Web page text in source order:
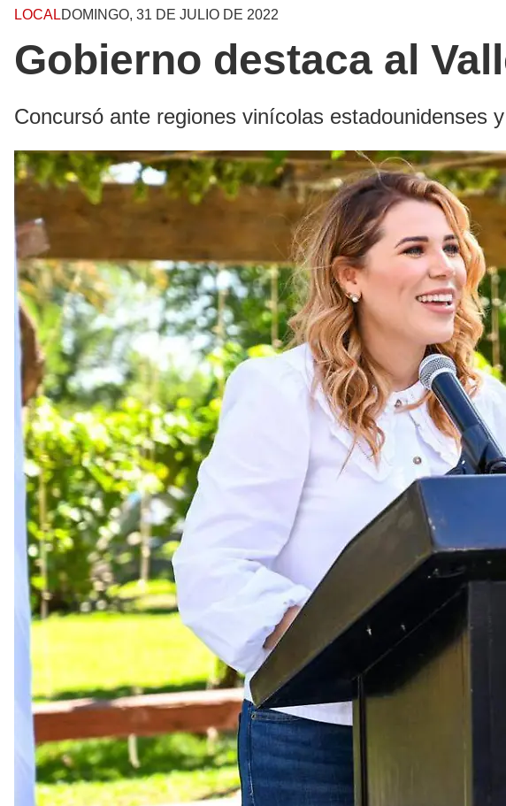
LOCALDOMINGO, 31 DE JULIO DE 2022
Gobierno destaca al
Concursó ante regiones vinícolas estadounidenses